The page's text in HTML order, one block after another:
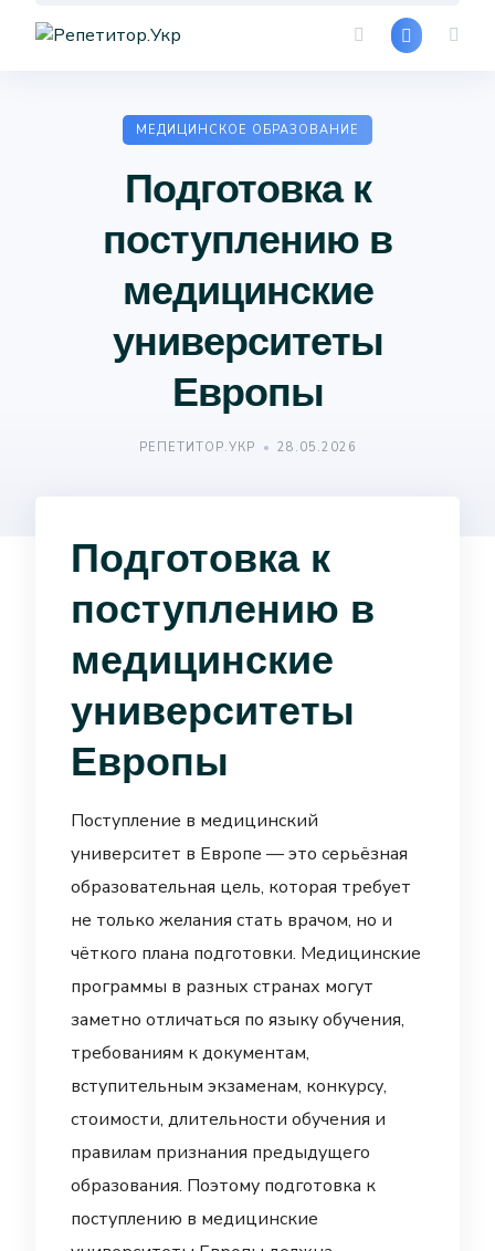
МЕДИЦИНСКОЕ ОБРАЗОВАНИЕ
Подготовка к
поступлению в
медицинские
университеты
Европы
РЕПЕТИТОР.УКР 28.05.2026
Подготовка к
поступлению в
медицинские
университеты
Европы
Поступление в медицинский
университет в Европе — это серьёзная
образовательная цель, которая требует
не только желания стать врачом, но и
чёткого плана подготовки. Медицинские
программы в разных странах могут
заметно отличаться по языку обучения,
требованиям к документам,
вступительным экзаменам, конкурсу,
стоимости, длительности обучения и
правилам признания предыдущего
образования. Поэтому подготовка к
поступлению в медицинские